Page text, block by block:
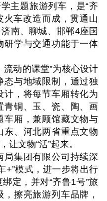
题旅游列车，是“齐
火车改造而成，贯通山
南、聊城、邯郸4座国
研学与交通功能于一体
动的课堂”为核心设计
态与地域限制，通过独
计，将每节车厢转化为
青铜、玉、瓷、陶、画
车厢，兼顾馆藏文物与
东、河北两省重点文物
让文物“活”起来。
集团有限公司持续深
+”模式，进一步将出行
定，并对“齐鲁1号”旅
擦亮旅游列车品牌，